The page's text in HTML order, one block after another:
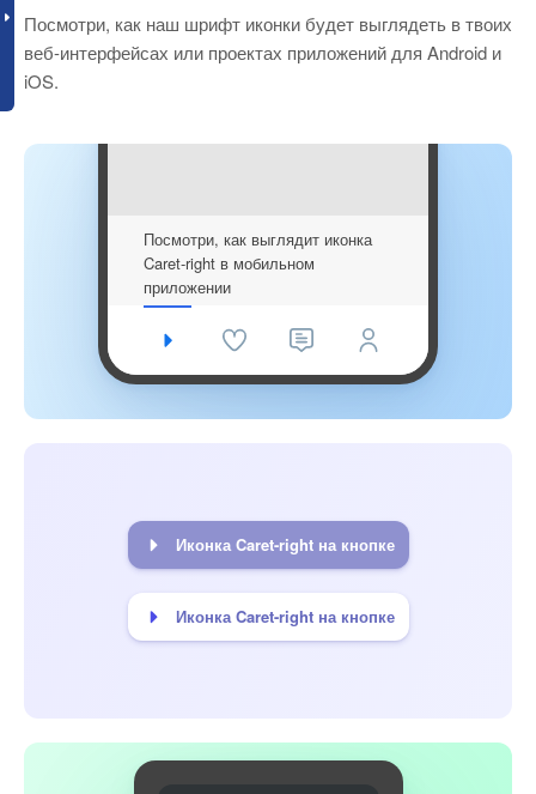
Посмотри, как наш шрифт иконки будет выглядеть в твоих
веб-интерфейсах или проектах приложений для Android и
iOS.
Посмотри, как выглядит иконка
Caret-right в мобильном
приложении
Иконка Caret-right на кнопке
Иконка Caret-right на кнопке